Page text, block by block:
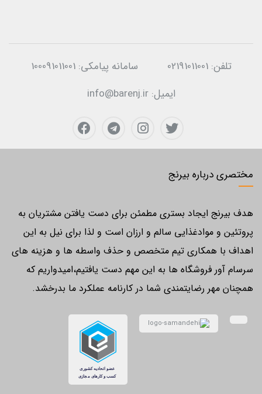
تلفن:02191011001 سامانه پیامکی:100091011001
ایمیل:info@barenj.ir
مختصری درباره بیرنج
هدف بیرنج ایجاد بستری مطمئن برای دست یافتن مشتریان به
پروتئین و موادغذایی سالم و ارزان است و لذا برای نیل به این
اهداف با همکاری تیم متخصص و حذف واسطه ها و هزینه های
سرسام آور فروشگاه ها به این مهم دست یافتیم،امیدواریم که
همچنان مهر رضایتمندی شما در کارنامه عملکرد ما بدرخشد.